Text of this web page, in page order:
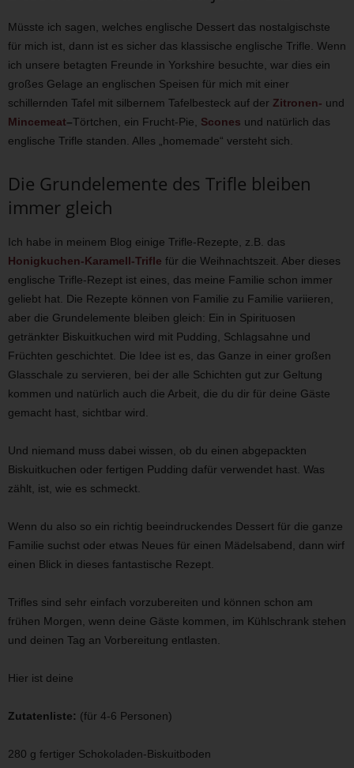
Müsste ich sagen, welches englische Dessert das nostalgischste
für mich ist, dann ist es sicher das klassische englische Trifle. Wenn
ich unsere betagten Freunde in Yorkshire besuchte, war dies ein
großes Gelage an englischen Speisen für mich mit einer
schillernden Tafel mit silbernem Tafelbesteck auf der Zitronen- und
Mincemeat–Törtchen, ein Frucht-Pie, Scones und natürlich das
englische Trifle standen. Alles „homemade“ versteht sich.
Die Grundelemente des Trifle bleiben
immer gleich
Ich habe in meinem Blog einige Trifle-Rezepte, z.B. das
Honigkuchen-Karamell-Trifle für die Weihnachtszeit. Aber dieses
englische Trifle-Rezept ist eines, das meine Familie schon immer
geliebt hat. Die Rezepte können von Familie zu Familie variieren,
aber die Grundelemente bleiben gleich: Ein in Spirituosen
getränkter Biskuitkuchen wird mit Pudding, Schlagsahne und
Früchten geschichtet. Die Idee ist es, das Ganze in einer großen
Glasschale zu servieren, bei der alle Schichten gut zur Geltung
kommen und natürlich auch die Arbeit, die du dir für deine Gäste
gemacht hast, sichtbar wird.
Und niemand muss dabei wissen, ob du einen abgepackten
Biskuitkuchen oder fertigen Pudding dafür verwendet hast. Was
zählt, ist, wie es schmeckt.
Wenn du also so ein richtig beeindruckendes Dessert für die ganze
Familie suchst oder etwas Neues für einen Mädelsabend, dann wirf
einen Blick in dieses fantastische Rezept.
Trifles sind sehr einfach vorzubereiten und können schon am
frühen Morgen, wenn deine Gäste kommen, im Kühlschrank stehen
und deinen Tag an Vorbereitung entlasten.
Hier ist deine
Zutatenliste: (für 4-6 Personen)
280 g fertiger Schokoladen-Biskuitboden